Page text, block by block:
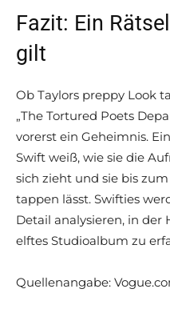
Fazit: Ein
gilt
Ob Taylors preppy Look
„The Tortured Poets
vorerst ein Geheimnis.
Swift weiß, wie sie die
sich zieht und sie bis
tappen lässt. Swifties
Detail analysieren, in der
elftes Studioalbum zu
Quellenangabe: